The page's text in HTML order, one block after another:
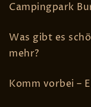
Campingpark
Was gibt es
mehr?
Komm vorbei –